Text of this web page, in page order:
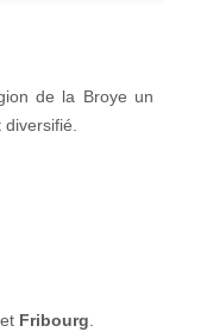
de la Broye un
et Fribourg